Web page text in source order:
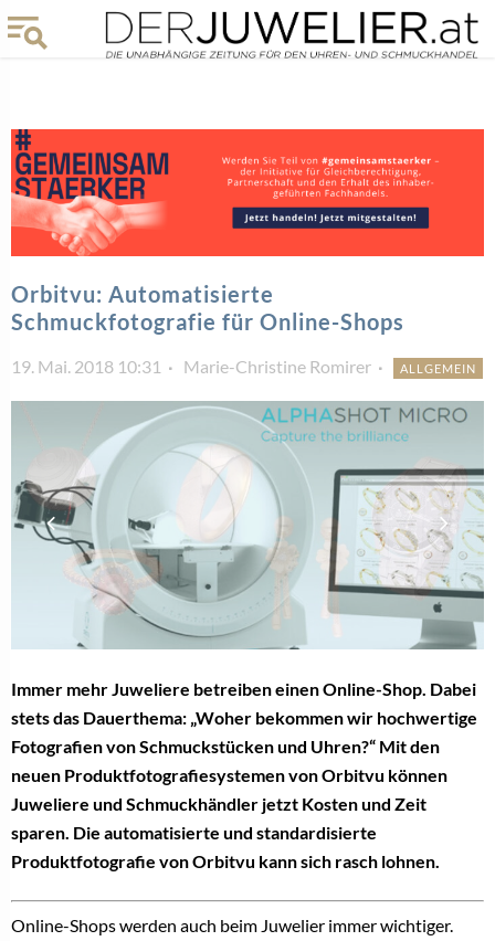
Orbitvu: Automatisierte
Schmuckfotografie für Online-Shops
19. Mai. 2018 10:31 Marie-Christine Romirer ALLGEMEIN
Immer mehr Juweliere betreiben einen Online-Shop. Dabei
stets das Dauerthema: „Woher bekommen wir hochwertige
Fotografien von Schmuckstücken und Uhren?“ Mit den
neuen Produktfotografiesystemen von Orbitvu können
Juweliere und Schmuckhändler jetzt Kosten und Zeit
sparen. Die automatisierte und standardisierte
Produktfotografie von Orbitvu kann sich rasch lohnen.
Online-Shops werden auch beim Juwelier immer wichtiger.